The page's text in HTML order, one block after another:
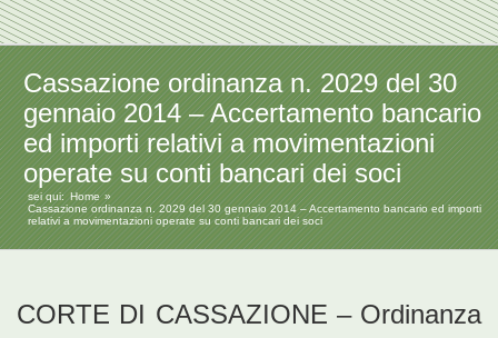
Cassazione ordinanza n. 2029 del 30
gennaio 2014 – Accertamento bancario
ed importi relativi a movimentazioni
operate su conti bancari dei soci
sei qui: Home
Cassazione ordinanza n. 2029 del 30 gennaio 2014 – Accertamento bancario ed importi
relativi a movimentazioni operate su conti bancari dei soci
CORTE DI CASSAZIONE – Ordinanza